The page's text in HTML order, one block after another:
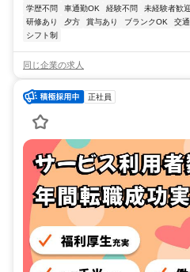
学歴不問
車通勤OK 経験不問 未経験者歓迎
研修あり
夕方 賞与あり ブランクOK 交
シフト制
同じ企業の求人
正社員